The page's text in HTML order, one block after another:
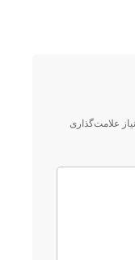
علامت‌گذاری